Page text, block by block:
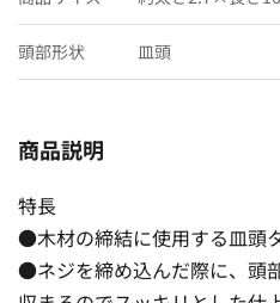
頭部形状 皿頭
商品説明
特長
●木材の締結に使用する皿頭
●ネジを締め込んだ際に、頭